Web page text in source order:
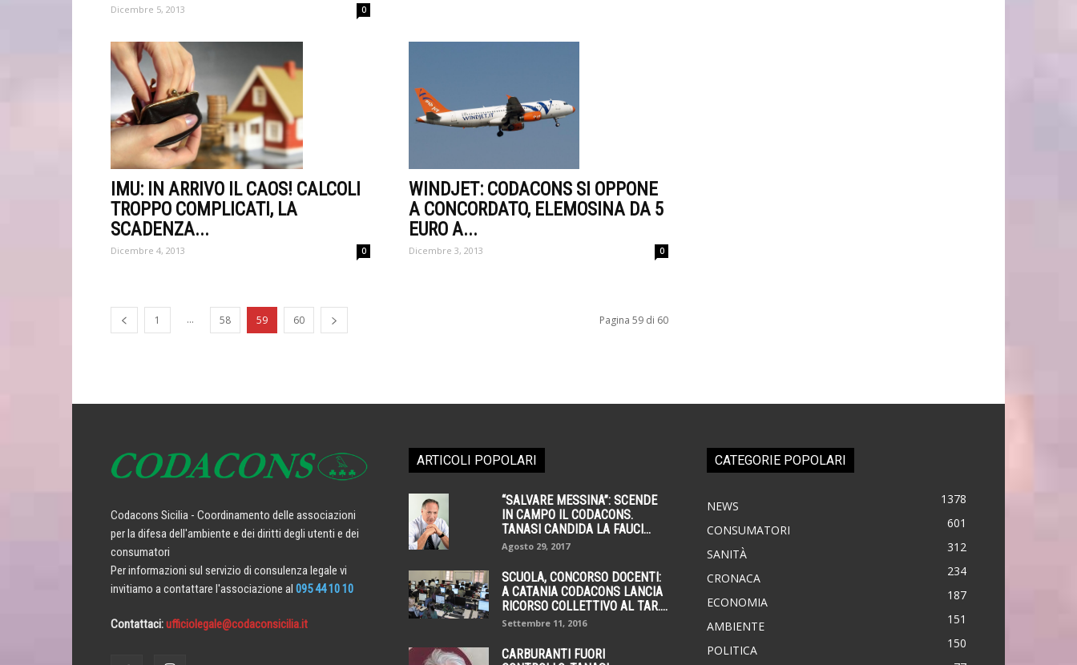
Dicembre 5, 2013 0
IMU: IN ARRIVO IL CAOS! CALCOLI
TROPPO COMPLICATI, LA
SCADENZA...
Dicembre 4, 2013 0
WINDJET: CODACONS SI OPPONE
A CONCORDATO, ELEMOSINA DA 5
EURO A...
Dicembre 3, 2013 0
1 ... 58 59 60 Pagina 59 di 60
Codacons Sicilia - Coordinamento delle associazioni
per la difesa dell'ambiente e dei diritti degli utenti e dei
consumatori
Per informazioni sul servizio di consulenza legale vi
invitiamo a contattare l'associazione al 095 44 10 10
Contattaci:ufficiolegale@codaconsicilia.it
ARTICOLI POPOLARI
“SALVARE MESSINA”: SCENDE
IN CAMPO IL CODACONS.
TANASI CANDIDA LA FAUCI...
Agosto 29, 2017
SCUOLA, CONCORSO DOCENTI:
A CATANIA CODACONS LANCIA
RICORSO COLLETTIVO AL TAR....
Settembre 11, 2016
CARBURANTI FUORI
CATEGORIE POPOLARI
NEWS 1378
CONSUMATORI 601
SANITÀ 312
CRONACA 234
ECONOMIA 187
AMBIENTE 151
POLITICA
150